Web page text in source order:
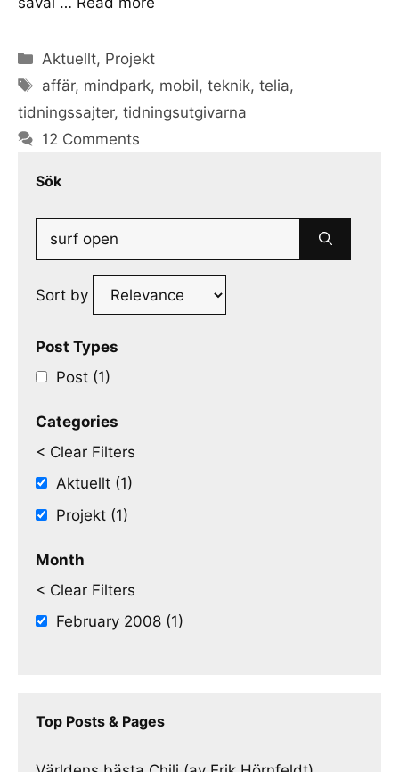
Categories
Aktuellt, Projekt
Tags
affär, mindpark, mobil,teknik,telia,
tidningssajter, tidningsutgivarna
12 Comments
Sök
Search
Sort by
Post Types
Post (1)
Categories
< Clear Filters
Aktuellt (1)
Projekt (1)
Month
< Clear Filters
February 2008 (1)
Top Posts & Pages